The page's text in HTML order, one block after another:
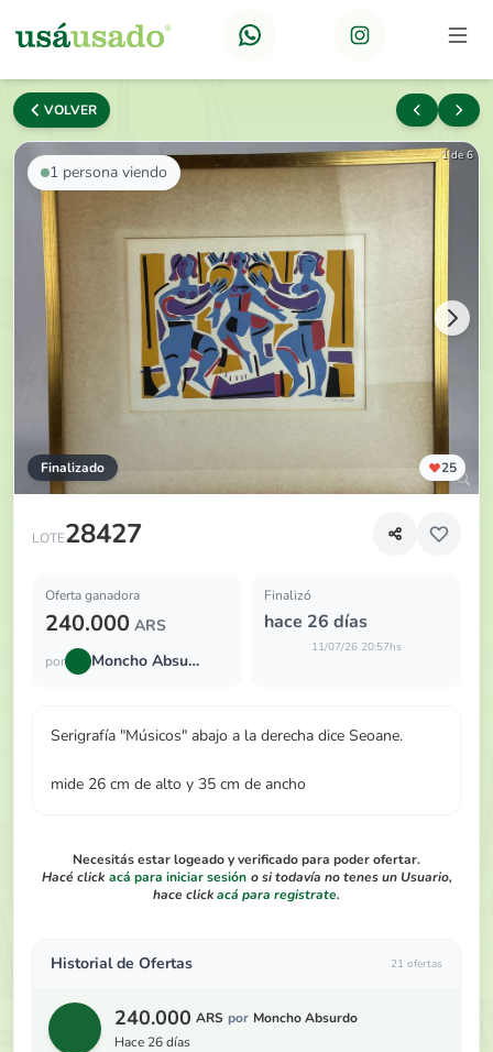
VOLVER
1 persona viendo
Finalizado 25
1 de 6
LOTE28427
Serigrafía "Músicos" abajo a la derecha dice Seoane
Oferta ganadora
240.000 ARS
por Moncho Absurdo
Finalizó
hace 26 días
11/07/26 20:57hs
Serigrafía "Músicos" abajo a la derecha dice Seoane.
mide 26 cm de alto y 35 cm de ancho
Necesitás estar logeado y verificado para poder ofertar.
Hacé click acá para iniciar sesión o si todavía no tenes un Usuario,
hace clickacá para registrate.
Historial de Ofertas 21 ofertas
240.000 ARS por Moncho Absurdo
hace 26 días